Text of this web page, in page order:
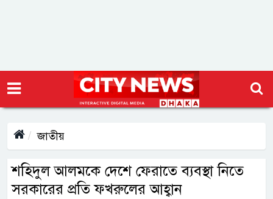
জাতীয়
শহিদুল আলমকে দেশে ফেরাতে ব্যবস্থা নিতে
সরকারের প্রতি ফখরুলের আহ্বান